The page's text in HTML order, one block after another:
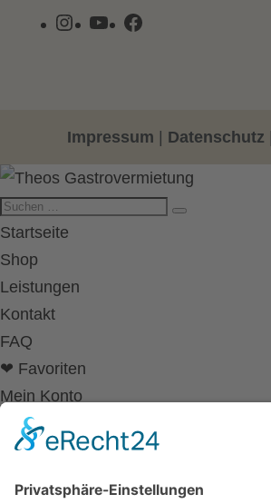
Instagram
YouTubeFacebook
Impressum Datenschutz
Startseite
Shop
Leistungen
Kontakt
FAQ
❤ Favoriten
Mein Konto